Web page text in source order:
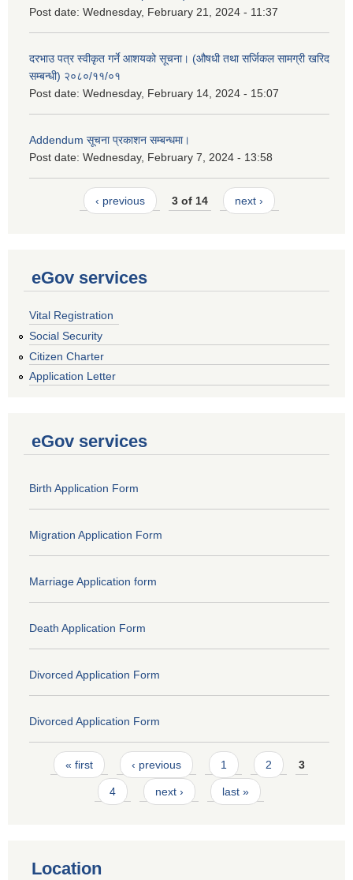
Post date: Wednesday, February 21, 2024 - 11:37
दरभाउ पत्र स्वीकृत गर्ने आशयको सूचना। (औषधी तथा सर्जिकल सामग्री खरिद
सम्बन्धी) २०८०/११/०१
Post date: Wednesday, February 14, 2024 - 15:07
Addendum सूचना प्रकाशन सम्बन्धमा।
Post date: Wednesday, February 7, 2024 - 13:58
‹ previous 3 of 14 next ›
eGov services
Vital Registration
Social Security
Citizen Charter
Application Letter
eGov services
Birth Application Form
Migration Application Form
Marriage Application form
Death Application Form
Divorced Application Form
Divorced Application Form
Pages
« first ‹ previous 1 2 3
4 next › last »
Location